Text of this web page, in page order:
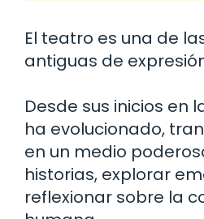
El teatro es una de
antiguas de
Desde sus inicios en
ha evolucionado,
en un medio
historias, explorar
reflexionar sobre la